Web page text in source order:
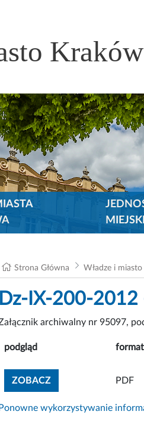
Kraków
Strona Główna Władze i miasto
Dz-IX-200-2012
archiwalny nr 95097,
podgląd format
ZOBACZZOBACZ ZAŁĄCZNIK
PDF
wykorzystywanie